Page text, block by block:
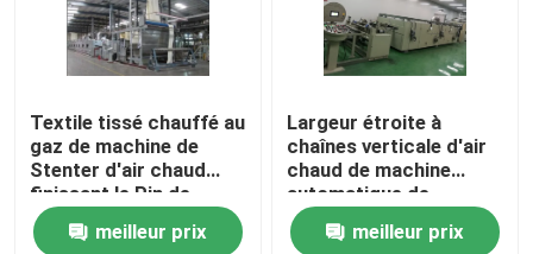
Textile tissé chauffé au
gaz de machine de
Stenter d'air chaud
finissant le Pin de
Stenter/agrafe
combinésmeilleur prix
Largeur étroite à
chaînes verticale d'air
chaud de machine
automatique de
Stenter adaptée aux
besoins du client
meilleur prix